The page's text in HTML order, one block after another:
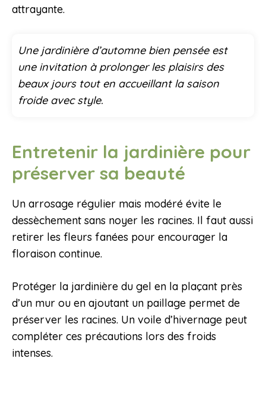
attrayante.
Une jardinière d’automne bien pensée est
une invitation à prolonger les plaisirs des
beaux jours tout en accueillant la saison
froide avec style.
Entretenir la jardinière pour
préserver sa beauté
Un arrosage régulier mais modéré évite le
dessèchement sans noyer les racines. Il faut aussi
retirer les fleurs fanées pour encourager la
floraison continue.
Protéger la jardinière du gel en la plaçant près
d’un mur ou en ajoutant un paillage permet de
préserver les racines. Un voile d’hivernage peut
compléter ces précautions lors des froids
intenses.